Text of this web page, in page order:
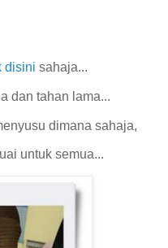
disini sahaja...
dan tahan lama...
dimana sahaja,
untuk semua...